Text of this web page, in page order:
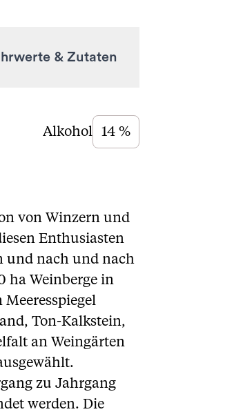
& Zutaten
Alkohol 14 %
von Winzern und
Enthusiasten
und nach und nach
ha Weinberge in
Ton-Kalkstein,
an Weingärten
zu Jahrgang
werden. Die